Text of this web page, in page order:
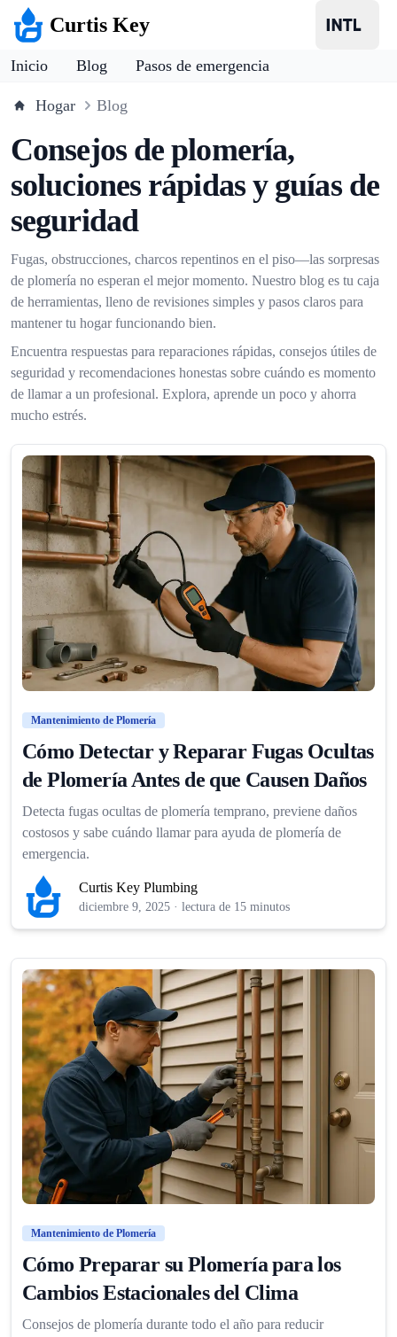
Curtis Key
Inicio Blog Pasos de emergencia
Hogar Blog
Consejos de plomería,
soluciones rápidas y guías de
seguridad
Fugas, obstrucciones, charcos repentinos en el piso—las sorpresas
de plomería no esperan el mejor momento. Nuestro blog es tu caja
de herramientas, lleno de revisiones simples y pasos claros para
mantener tu hogar funcionando bien.
Encuentra respuestas para reparaciones rápidas, consejos útiles de
seguridad y recomendaciones honestas sobre cuándo es momento
de llamar a un profesional. Explora, aprende un poco y ahorra
mucho estrés.
Mantenimiento de Plomería
Cómo Detectar y Reparar Fugas Ocultas
de Plomería Antes de que Causen Daños
Detecta fugas ocultas de plomería temprano, previene daños
costosos y sabe cuándo llamar para ayuda de plomería de
emergencia.
Curtis Key Plumbing
diciembre 9, 2025 · lectura de 15 minutos
Mantenimiento de Plomería
Cómo Preparar su Plomería para los
Cambios Estacionales del Clima
Consejos de plomería durante todo el año para reducir